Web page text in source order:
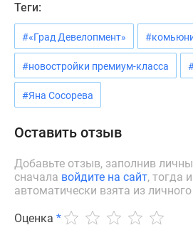
Теги:
#«Град Девелопмент»
#новостройки премиум-класса
#Яна Сосорева
Оставить отзыв
Добавьте отзыв, заполнив
сначала войдите на сайт, тогда
автоматически взята из
Оценка *